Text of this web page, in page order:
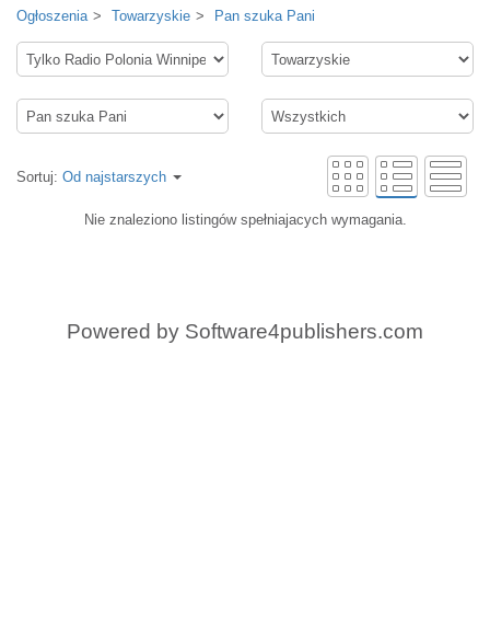
Ogłoszenia Towarzyskie Pan szuka Pani
Sortuj: Od najstarszych
Nie znaleziono listingów spełniajacych wymagania.
Powered by Software4publishers.com